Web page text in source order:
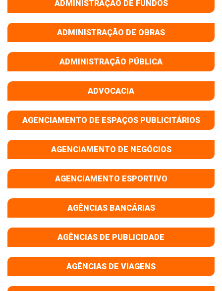
ADMINISTRAÇÃO DE FUNDOS
ADMINISTRAÇÃO DE OBRAS
ADMINISTRAÇÃO PÚBLICA
ADVOCACIA
AGENCIAMENTO DE ESPAÇOS PUBLICITÁRIOS
AGENCIAMENTO DE NEGÓCIOS
AGENCIAMENTO ESPORTIVO
AGÊNCIAS BANCÁRIAS
AGÊNCIAS DE PUBLICIDADE
AGÊNCIAS DE VIAGENS